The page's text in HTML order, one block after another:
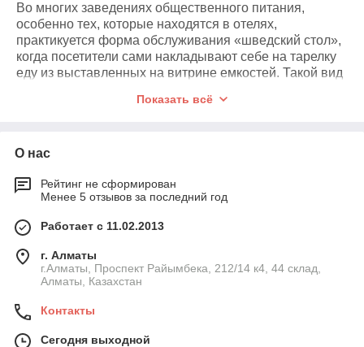
Во многих заведениях общественного питания,
особенно тех, которые находятся в отелях,
практикуется форма обслуживания «шведский стол»,
когда посетители сами накладывают себе на тарелку
еду из выставленных на витрине емкостей. Такой вид
клиентам, и сотрудникам. Шведский стол используется
обслуживания увеличивает доходы заведения до 40
свободный доступ к холодным закускам, чаще всего
салатам, и подачу горячих блюд официантом. Для
организации обслуживания требуется
соответствующее оборудование. Оно должно не
только соответствовать техническим требованиям,
предъявляемым к таким приборам, но и иметь
привлекательный дизайн, ибо только сочетание
вкусных, ароматных салатов и холодных закусок со
стильным внешним видом оборудования может
привлечь достаточно большое количество клиентов.
Показать всё
О нас
Рейтинг не сформирован
Менее 5 отзывов за последний год
Работает с 11.02.2013
г. Алматы
г.Алматы, Проспект Райымбека, 212/14 к4, 44 склад,
Алматы, Казахстан
Контакты
Сегодня выходной